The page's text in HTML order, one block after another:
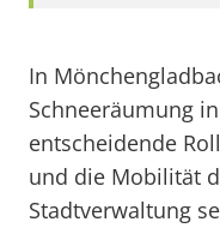
In
Schneeräumung
entscheidende
und die Mobilität
Stadtverwaltung